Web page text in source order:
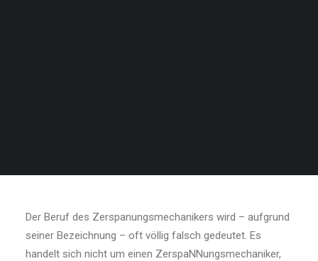
Der Beruf des Zerspanungsmechanikers wird – aufgrund
seiner Bezeichnung – oft völlig falsch gedeutet. Es
handelt sich nicht um einen ZerspaNNungsmechaniker,